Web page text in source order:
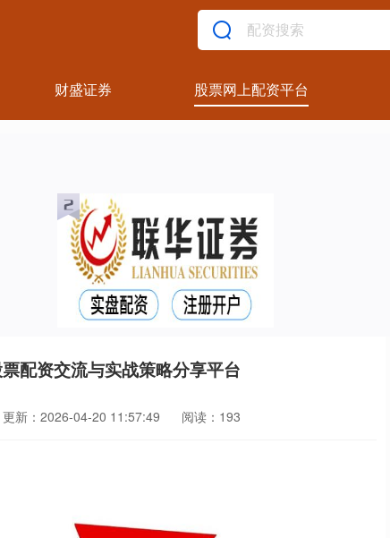
财盛证券 股票网上配资平台
配资交流与实战策略分享平台
更新：2026-04-20 11:57:49 阅读：193